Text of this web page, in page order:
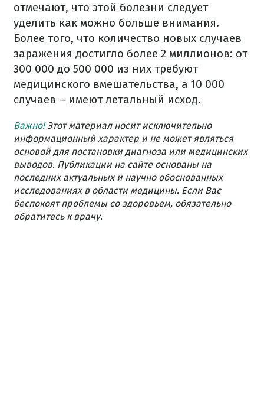
отмечают, что этой болезни следует
уделить как можно больше внимания.
Более того, что количество новых случаев
заражения достигло более 2 миллионов: от
300 000 до 500 000 из них требуют
медицинского вмешательства, а 10 000
случаев – имеют летальный исход.
Важно!Этот материал носит исключительно
информационный характер и не может являться
основой для постановки диагноза или медицинских
выводов. Публикации на сайте основаны на
последних актуальных и научно обоснованных
исследованиях в области медицины. Если Вас
беспокоят проблемы со здоровьем, обязательно
обратитесь к врачу.